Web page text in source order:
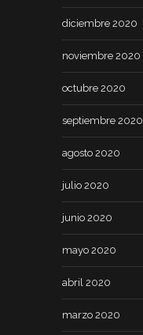
diciembre 2020
noviembre 2020
octubre 2020
septiembre 2020
agosto 2020
julio 2020
junio 2020
mayo 2020
abril 2020
marzo 2020